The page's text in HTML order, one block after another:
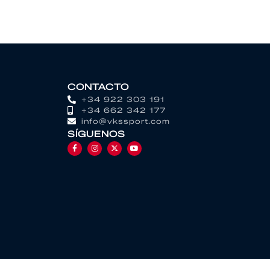
CONTACTO
+34 922 303 191
+34 662 342 177
info@vkssport.com
SÍGUENOS